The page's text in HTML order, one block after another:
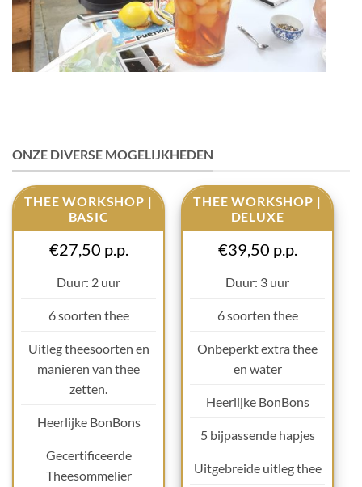
ONZE DIVERSE MOGELIJKHEDEN
THEE WORKSHOP |
BASIC
€27,50 p.p.
Duur: 2 uur
6 soorten thee
Uitleg theesoorten en
manieren van thee
zetten.
Heerlijke BonBons
Gecertificeerde
Theesommelier
THEE WORKSHOP |
DELUXE
€39,50 p.p.
Duur: 3 uur
6 soorten thee
Onbeperkt extra thee
en water
Heerlijke BonBons
5 bijpassende hapjes
Uitgebreide uitleg thee